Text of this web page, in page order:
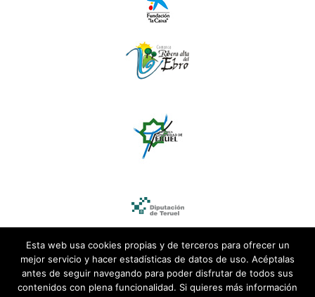
Esta web usa cookies propias y de terceros para ofrecer un
mejor servicio y hacer estadísticas de datos de uso. Acéptalas
antes de seguir navegando para poder disfrutar de todos sus
contenidos con plena funcionalidad. Si quieres más información